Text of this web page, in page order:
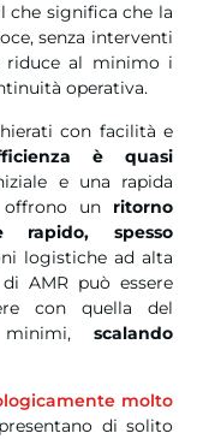
che significa che la
senza interventi
riduce al minimo i
operativa.
con facilità e
è quasi
e una rapida
offrono un ritorno
rapido, spesso
logistiche ad alta
AMR può essere
con quella del
minimi, scalando
molto
di solito